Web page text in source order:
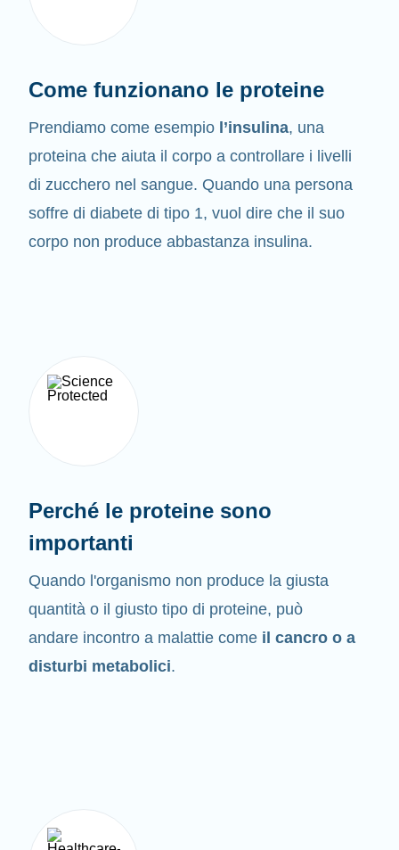
Come funzionano le proteine
Prendiamo come esempio l’insulina, una
proteina che aiuta il corpo a controllare i livelli
di zucchero nel sangue. Quando una persona
soffre di diabete di tipo 1, vuol dire che il suo
corpo non produce abbastanza insulina.
Perché le proteine sono
importanti
Quando l'organismo non produce la giusta
quantità o il giusto tipo di proteine, può
andare incontro a malattie come il cancro o a
disturbi metabolici.